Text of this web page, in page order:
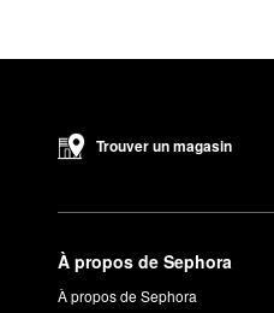
Trouver un magasin
À propos de Sephora
À propos de Sephora